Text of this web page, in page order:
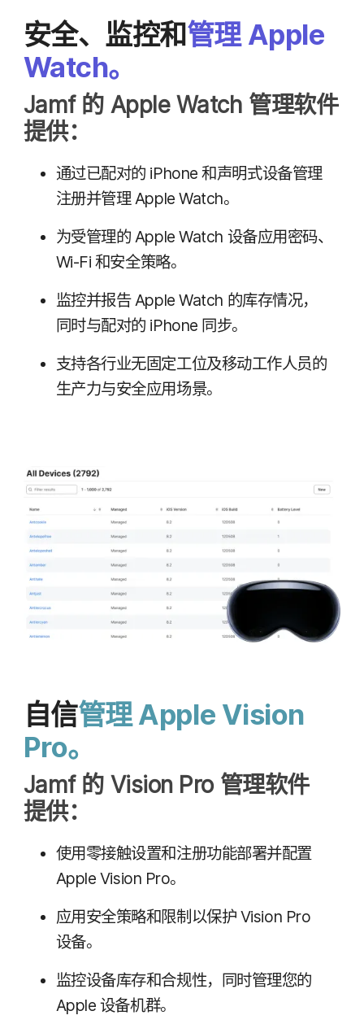
安全、​监控​和管理Apple
Watch。
Jamf 的Apple Watch 管理​软件​
提供：
通过​已​配​对​的 iPhone和​声明式​设备​管理​
注册​并​管理Apple Watch。
为​受​管理​的 Apple Watch 设备​应用​密码、
Wi-Fi 和​安全​策略。
监控​并​报告Apple Watch 的​库存​情况，​
同时​与​配对​的 iPhone 同步。
支持​各​行业​无​固定​工位​及​移动​工作​人员​的​
生产力​与​安全​应​用场景。
自信管理Apple Vision
Pro。
Jamf 的Vision Pro 管理​软件​
提供：
使用​零接触​设置​和​注册​功能​部署​并​配置
Apple Vision Pro。
应用​安全​策略​和​限制​以​保护 Vision Pro
设备。
监控​设备​库存​和​合规性，​同时​管理​您​的
Apple 设备​机群。